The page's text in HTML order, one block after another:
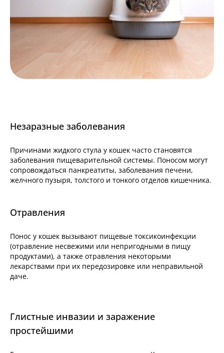
Незаразные заболевания
Причинами жидкого стула у кошек часто становятся
заболевания пищеварительной системы. Поносом могут
сопровождаться панкреатиты, заболевания печени,
желчного пузыря, толстого и тонкого отделов кишечника.
Отравления
Понос у кошек вызывают пищевые токсикоинфекции
(отравление несвежими или непригодными в пищу
продуктами), а также отравления некоторыми
лекарствами при их передозировке или неправильной
даче.
Глистные инвазии и заражение
простейшими